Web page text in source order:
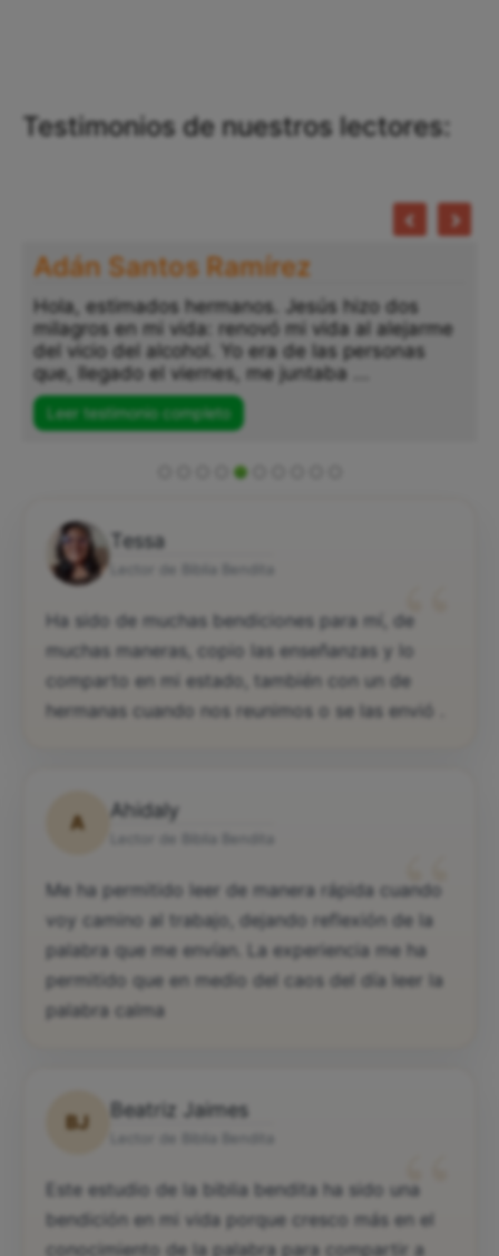
Testimonios de nuestros lectores:
Adán Santos Ramírez
Hola, estimados hermanos. Jesús hizo dos
milagros en mi vida: renovó mi vida al alejarme
del vicio del alcohol. Yo era de las personas
que, llegado el viernes, me juntaba ...
Leer testimonio completo
Tessa
“
Ha sido de muchas bendiciones para mí, de
muchas maneras, copio las enseñanzas y lo
comparto en mi estado, también con un de
hermanas cuando nos reunimos o se las envió .
A
Ahidaly
“
Me ha permitido leer de manera rápida cuando
voy camino al trabajo, dejando reflexión de la
palabra que me envían. La experiencia me ha
permitido que en medio del caos del día leer la
palabra calma
BJ
Beatriz Jaimes
“
Este estudio de la biblia bendita ha sido una
bendición en mi vida porque cresco más en el
conocimiento de la palabra para compartir a